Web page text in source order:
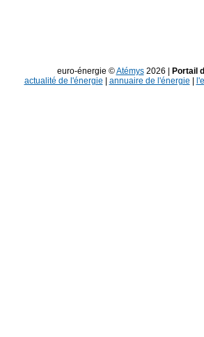
euro-énergie ©Atémys2026 |
Portail
actualité de l'énergie
annuaire de l'énergie